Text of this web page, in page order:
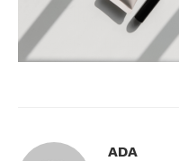
ADA